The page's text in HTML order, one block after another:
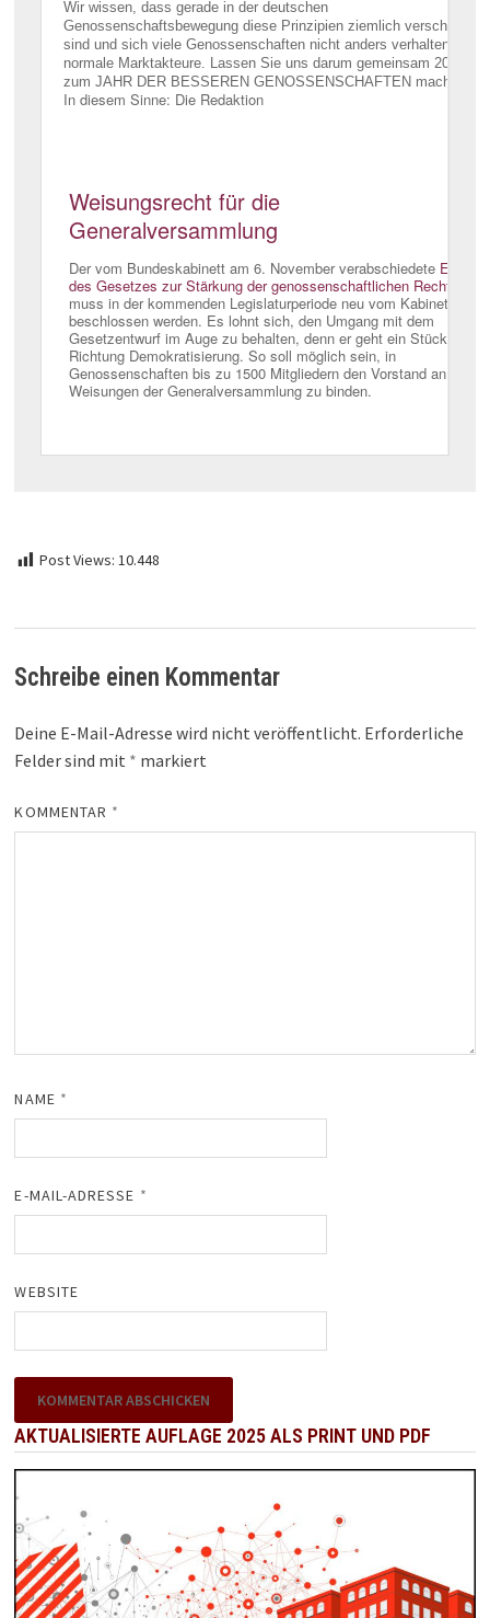
Post Views: 10.448
Schreibe einen Kommentar
Deine E-Mail-Adresse wird nicht veröffentlicht. Erforderliche
Felder sind mit * markiert
KOMMENTAR *
NAME *
E-MAIL-ADRESSE *
WEBSITE
AKTUALISIERTE AUFLAGE 2025 ALS PRINT UND PDF